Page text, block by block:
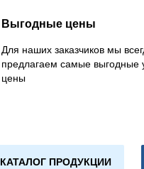
Выгодные цены
Для наших заказчиков мы
предлагаем самые выгодные
цены
КАТАЛОГ ПРОДУКЦИИ